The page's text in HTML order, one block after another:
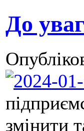
До
змінити